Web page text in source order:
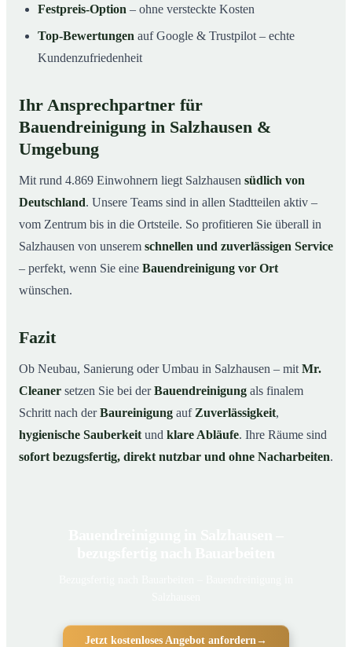
Festpreis-Option – ohne versteckte Kosten
Top-Bewertungen auf Google & Trustpilot – echte
Kundenzufriedenheit
Ihr Ansprechpartner für
Bauendreinigung in Salzhausen &
Umgebung
Mit rund 4.869 Einwohnern liegt Salzhausen südlich von
Deutschland. Unsere Teams sind in allen Stadtteilen aktiv –
vom Zentrum bis in die Ortsteile. So profitieren Sie überall in
Salzhausen von unserem schnellen und zuverlässigen Service
– perfekt, wenn Sie eine Bauendreinigung vor Ort
wünschen.
Fazit
Ob Neubau, Sanierung oder Umbau in Salzhausen – mit Mr.
Cleaner setzen Sie bei derBauendreinigung als finalem
Schritt nach derBaureinigung auf Zuverlässigkeit,
hygienische Sauberkeit und klare Abläufe. Ihre Räume sind
sofort bezugsfertig, direkt nutzbar und ohne Nacharbeiten.
Jetzt kostenloses Angebot anfordern →